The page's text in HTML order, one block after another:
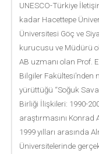
UNESCO-Türkiye
kadar Hacettepe
Üniversitesi Göç ve
kurucusu ve Müdürü
AB uzmanı olan Prof.
Bilgiler Fakültesi’nden
yürüttüğü “Soğuk
Birliği İlişkileri: 1990-
araştırmasını Konrad
1999 yılları arasında
Üniversitelerinde